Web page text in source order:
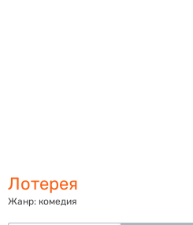
Лотерея
Жанр: комедия